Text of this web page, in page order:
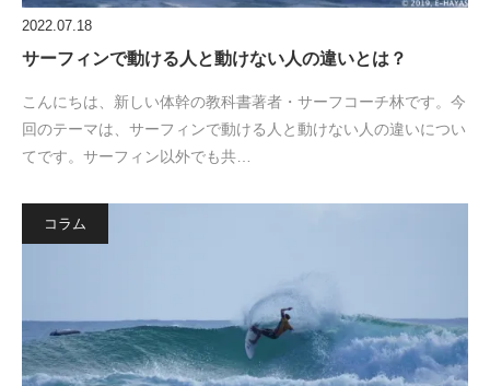
2022.07.18
サーフィンで動ける人と動けない人の違いとは？
こんにちは、新しい体幹の教科書著者・サーフコーチ林です。今
回のテーマは、サーフィンで動ける人と動けない人の違いについ
てです。サーフィン以外でも共…
コラム